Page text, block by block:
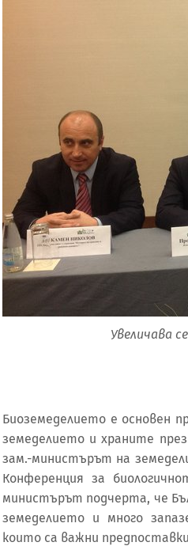
Увеличава
Биоземеделието е основен
земеделието и храните
зам.-министърът на
Конференция за
министърът подчерта, че
земеделието и много
които са важни